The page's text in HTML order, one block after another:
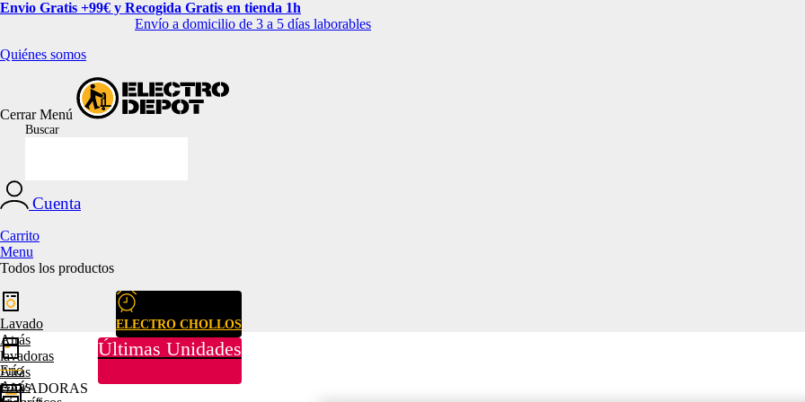
Envio Gratis +99€ y Recogida Gratis en tienda 1h
Envío a domicilio de 3 a 5 días laborables
Quiénes somos
CerrarMenú
Buscar
Cuenta
Carrito
Menu
Todos los productos
ELECTRO CHOLLOS
Últimas Unidades
Lavado
Atrás
lavadoras
Atrás
LAVADORAS
Frío
Atrás